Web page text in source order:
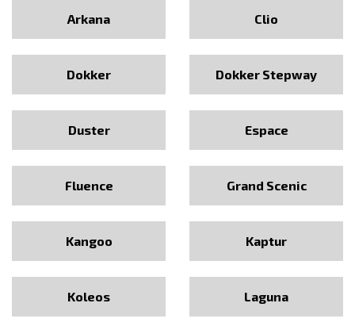
Arkana Clio
Dokker Dokker Stepway
Duster Espace
Fluence Grand Scenic
Kangoo Kaptur
Koleos Laguna